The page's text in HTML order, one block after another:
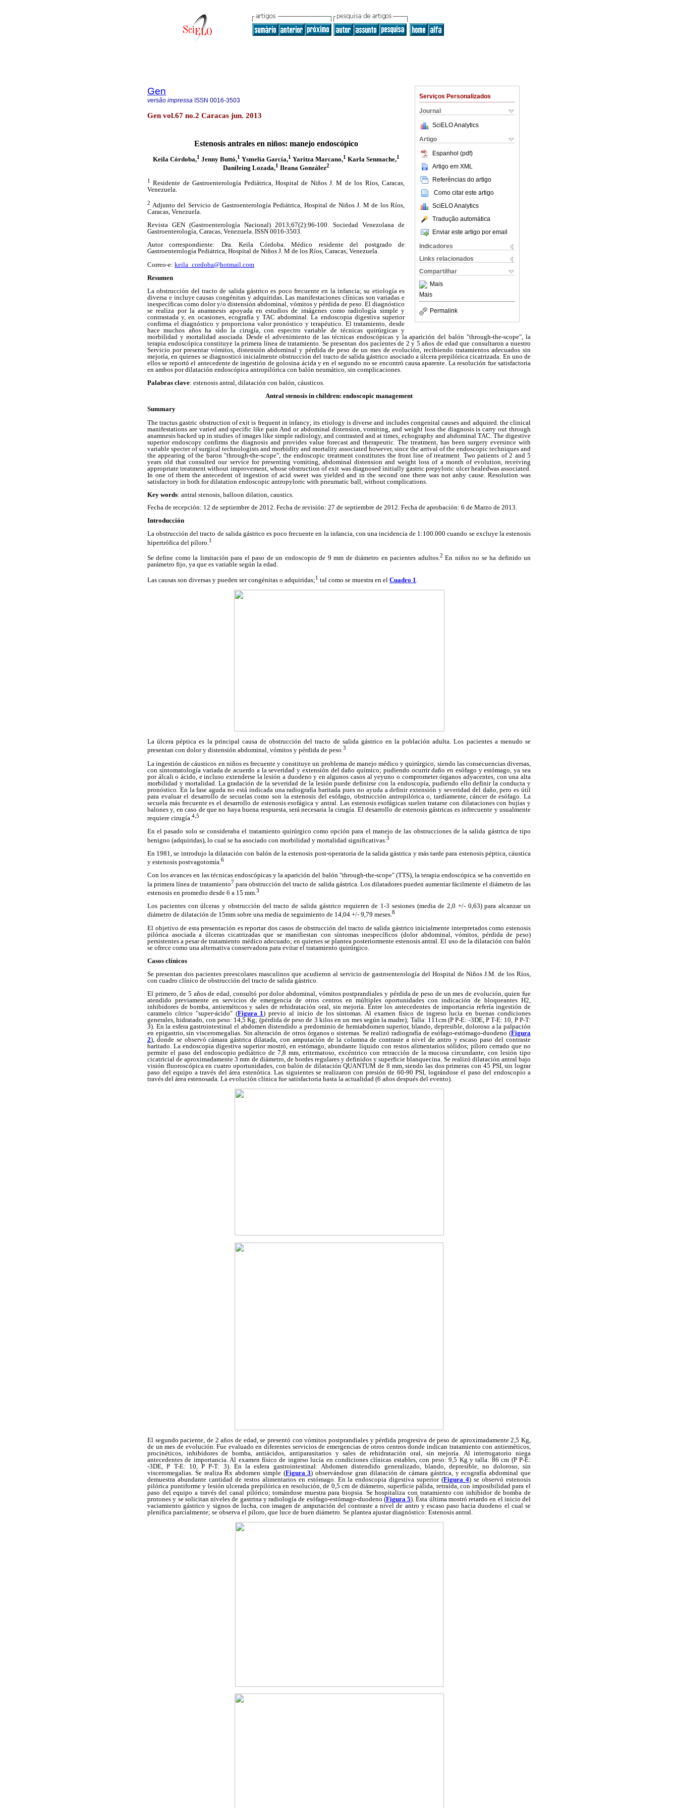
Serviços Personalizados
Journal
SciELO Analytics
Artigo
Espanhol (pdf)
Artigo em XML
Referências do artigo
Como citar este artigo
SciELO Analytics
Tradução automática
Enviar este artigo por email
Indicadores
Links relacionados
Compartilhar
Mais
Mais
Permalink
Gen
versão impressa ISSN 0016-3503
Gen vol.67 no.2 Caracas jun. 2013
Estenosis antrales en niños: manejo endoscópico
Keila Córdoba,1 Jenny Buttó,1 Ysmelia García,1 Yaritza Marcano,1 Karla Senmache,1
Danileing Lozada,1 Ileana González2
1 Residente de Gastroenterología Pediátrica, Hospital de Niños J. M de los Ríos, Caracas,
Venezuela.
2 Adjunto del Servicio de Gastroenterología Pediátrica, Hospital de Niños J. M de los Ríos,
Caracas, Venezuela.
Revista GEN (Gastroenterología Nacional) 2013;67(2):96-100. Sociedad Venezolana de
Gastroenterología, Caracas, Venezuela. ISSN 0016-3503.
Autor correspondiente: Dra. Keila Córdoba. Médico residente del postgrado de
Gastroenterología Pediátrica, Hospital de Niños J. M de los Ríos, Caracas, Venezuela.
Correo-e: keila_cordoba@hotmail.com
Resumen
La obstrucción del tracto de salida gástrico es poco frecuente en la infancia; su etiología es
diversa e incluye causas congénitas y adquiridas. Las manifestaciones clínicas son variadas e
inespecíficas como dolor y/o distensión abdominal, vómitos y pérdida de peso. El diagnóstico
se realiza por la anamnesis apoyada en estudios de imágenes como radiología simple y
contrastada y, en ocasiones, ecografía y TAC abdominal. La endoscopia digestiva superior
confirma el diagnóstico y proporciona valor pronóstico y terapéutico. El tratamiento, desde
hace muchos años ha sido la cirugía, con espectro variable de técnicas quirúrgicas y
morbilidad y mortalidad asociada. Desde el advenimiento de las técnicas endoscópicas y la aparición del balón "through-the-scope", la
terapia endoscópica constituye la primera línea de tratamiento. Se presentan dos pacientes de 2 y 5 años de edad que consultaron a nuestro
Servicio por presentar vómitos, distensión abdominal y pérdida de peso de un mes de evolución, recibiendo tratamientos adecuados sin
mejoría, en quienes se diagnosticó inicialmente obstrucción del tracto de salida gástrico asociado a úlcera prepilórica cicatrizada. En uno de
ellos se reportó el antecedente de ingestión de golosina ácida y en el segundo no se encontró causa aparente. La resolución fue satisfactoria
en ambos por dilatación endoscópica antropilórica con balón neumático, sin complicaciones.
Palabras clave: estenosis antral, dilatación con balón, cáusticos.
Antral stenosis in children: endoscopic management
Summary
The tractus gastric obstruction of exit is frequent in infancy; its etiology is diverse and includes congenital causes and adquired. the clinical
manifestations are varied and specific like pain And or abdominal distension, vomiting, and weight loss the diagnosis is carry out through
anamnesis backed up in studies of images like simple radiology, and contrasted and at times, echography and abdominal TAC. The digestive
superior endoscopy confirms the diagnosis and provides value forecast and therapeutic. The treatment, has been surgery eversince with
variable specter of surgical technologists and morbidity and mortality associated however, since the arrival of the endoscopic techniques and
the appearing of the baron "through-the-scope", the endoscopic treatment constitutes the front line of treatment. Two patients of 2 and 5
years old that consulted our service for presenting vomiting, abdominal distension and weight loss of a month of evolution, receiving
appropriate treatment without improvement, whose obstruction of exit was diagnosed initially gastric prepyloric ulcer healedwas associated.
In one of them the antecedent of ingestion of acid sweet was yielded and in the second one there was not anhy cause. Resolution was
satisfactory in both for dilatation endoscopic antropyloric with pneumatic ball, without complications.
Key words: antral stenosis, balloon dilation, caustics.
Fecha de recepción: 12 de septiembre de 2012. Fecha de revisión: 27 de septiembre de 2012. Fecha de aprobación: 6 de Marzo de 2013.
Introducción
La obstrucción del tracto de salida gástrico es poco frecuente en la infancia, con una incidencia de 1:100.000 cuando se excluye la estenosis
hipertrófica del píloro. 1
Se define como la limitación para el paso de un endoscopio de 9 mm de diámetro en pacientes adultos.2 En niños no se ha definido un
parámetro fijo, ya que es variable según la edad.
Las causas son diversas y pueden ser congénitas o adquiridas;1 tal como se muestra en el Cuadro 1
La úlcera péptica es la principal causa de obstrucción del tracto de salida gástrico en la población adulta. Los pacientes a menudo se
presentan con dolor y distensión abdominal, vómitos y pérdida de peso.3
La ingestión de cáusticos en niños es frecuente y constituye un problema de manejo médico y quirúrgico, siendo las consecuencias diversas,
con sintomatología variada de acuerdo a la severidad y extensión del daño químico; pudiendo ocurrir daño en esófago y estómago, ya sea
por álcali o ácido, e incluso extenderse la lesión a duodeno y en algunos casos al yeyuno o comprometer órganos adyacentes, con una alta
morbilidad y mortalidad. La gradación de la severidad de la lesión puede definirse con la endoscopía, pudiendo ello definir la conducta y
pronóstico. En la fase aguda no está indicada una radiografía baritada pues no ayuda a definir extensión y severidad del daño, pero es útil
para evaluar el desarrollo de secuelas como son la estenosis del esófago, obstrucción antropilórica o, tardíamente, cáncer de esófago. La
secuela más frecuente es el desarrollo de estenosis esofágica y antral. Las estenosis esofágicas suelen tratarse con dilataciones con bujías y
balones y, en caso de que no haya buena respuesta, será necesaria la cirugía. El desarrollo de estenosis gástricas es infrecuente y usualmente
requiere cirugía. 4,5
En el pasado solo se consideraba el tratamiento quirúrgico como opción para el manejo de las obstrucciones de la salida gástrica de tipo
benigno (adquiridas), lo cual se ha asociado con morbilidad y mortalidad significativas. 3
En 1981, se introdujo la dilatación con balón de la estenosis post-operatoria de la salida gástrica y más tarde para estenosis péptica, cáustica
y estenosis postvagotomía.6
Con los avances en las técnicas endoscópicas y la aparición del balón "through-the-scope" (TTS), la terapia endoscópica se ha convertido en
la primera línea de tratamiento7 para obstrucción del tracto de salida gástrica. Los dilatadores pueden aumentar fácilmente el diámetro de las
estenosis en promedio desde 6 a 15 mm. 3
Los pacientes con úlceras y obstrucción del tracto de salida gástrico requieren de 1-3 sesiones (media de 2,0 +/- 0,63) para alcanzar un
diámetro de dilatación de 15mm sobre una media de seguimiento de 14,04 +/- 9,79 meses.8
El objetivo de esta presentación es reportar dos casos de obstrucción del tracto de salida gástrico inicialmente interpretados como estenosis
pilórica asociada a úlceras cicatrizadas que se manifiestan con síntomas inespecíficos (dolor abdominal, vómitos, pérdida de peso)
persistentes a pesar de tratamiento médico adecuado; en quienes se plantea posteriormente estenosis antral. El uso de la dilatación con balón
se ofrece como una alternativa conservadora para evitar el tratamiento quirúrgico.
Casos clínicos
Se presentan dos pacientes preescolares masculinos que acudieron al servicio de gastroenterología del Hospital de Niños J.M. de los Ríos,
con cuadro clínico de obstrucción del tracto de salida gástrico.
El primero, de 5 años de edad, consultó por dolor abdominal, vómitos postprandiales y pérdida de peso de un mes de evolución, quien fue
atendido previamente en servicios de emergencia de otros centros en múltiples oportunidades con indicación de bloqueantes H2,
inhibidores de bomba, antieméticos y sales de rehidratación oral, sin mejoría. Entre los antecedentes de importancia refería ingestión de
caramelo cítrico "super-ácido" (Figura 1) previo al inicio de los síntomas. Al examen físico de ingreso lucía en buenas condiciones
generales, hidratado, con peso: 14,5 Kg; (pérdida de peso de 3 kilos en un mes según la madre); Talla: 111cm (P P-E: -3DE, P T-E: 10, P P-T:
3). En la esfera gastrointestinal el abdomen distendido a predominio de hemiabdomen superior, blando, depresible, doloroso a la palpación
en epigastrio, sin visceromegalias. Sin alteración de otros órganos o sistemas. Se realizó radiografía de esófago-estómago-duodeno (Figura
2), donde se observó cámara gástrica dilatada, con amputación de la columna de contraste a nivel de antro y escaso paso del contraste
baritado. La endoscopia digestiva superior mostró, en estómago, abundante líquido con restos alimentarios sólidos; píloro cerrado que no
permite el paso del endoscopio pediátrico de 7,8 mm, eritematoso, excéntrico con retracción de la mucosa circundante, con lesión tipo
cicatricial de aproximadamente 3 mm de diámetro, de bordes regulares y definidos y superficie blanquecina. Se realizó dilatación antral bajo
visión fluoroscópica en cuatro oportunidades, con balón de dilatación QUANTUM de 8 mm, siendo las dos primeras con 45 PSI, sin lograr
paso del equipo a través del área estenótica. Las siguientes se realizaron con presión de 60-90 PSI, lográndose el paso del endoscopio a
través del área estenosada. La evolución clínica fue satisfactoria hasta la actualidad (6 años después del evento).
El segundo paciente, de 2 años de edad, se presentó con vómitos postprandiales y pérdida progresiva de peso de aproximadamente 2,5 Kg,
de un mes de evolución. Fue evaluado en diferentes servicios de emergencias de otros centros donde indican tratamiento con antieméticos,
procinéticos, inhibidores de bomba, antiácidos, antiparasitarios y sales de rehidratación oral, sin mejoría. Al interrogatorio niega
antecedentes de importancia. Al examen físico de ingreso lucía en condiciones clínicas estables, con peso: 9,5 Kg y talla: 86 cm (P P-E:
-3DE, P T-E: 10, P P-T: 3). En la esfera gastrointestinal: Abdomen distendido generalizado, blando, depresible, no doloroso, sin
visceromegalias. Se realiza Rx abdomen simple (Figura 3) observándose gran dilatación de cámara gástrica, y ecografía abdominal que
demuestra abundante cantidad de restos alimentarios en estómago. En la endoscopia digestiva superior (Figura 4) se observó estenosis
pilórica puntiforme y lesión ulcerada prepilórica en resolución, de 0,5 cm de diámetro, superficie pálida, retraída, con imposibilidad para el
paso del equipo a través del canal pilórico; tomándose muestra para biopsia. Se hospitaliza con tratamiento con inhibidor de bomba de
protones y se solicitan niveles de gastrina y radiología de esófago-estómago-duodeno (Figura 5). Ésta última mostró retardo en el inicio del
vaciamiento gástrico y signos de lucha, con imagen de amputación del contraste a nivel de antro y escaso paso hacia duodeno el cual se
plenifica parcialmente; se observa el píloro, que luce de buen diámetro. Se plantea ajustar diagnóstico: Estenosis antral.